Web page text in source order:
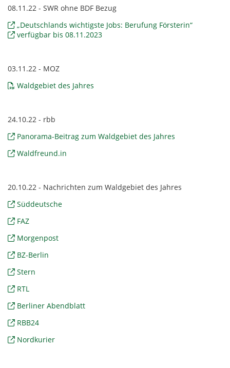
08.11.22 - SWR ohne BDF Bezug
„Deutschlands wichtigste Jobs: Berufung Försterin“
verfügbar bis 08.11.2023
03.11.22 - MOZ
Waldgebiet des Jahres
24.10.22 - rbb
Panorama-Beitrag zum Waldgebiet des Jahres
Waldfreund.in
20.10.22 - Nachrichten zum Waldgebiet des Jahres
Süddeutsche
FAZ
Morgenpost
BZ-Berlin
Stern
RTL
Berliner Abendblatt
RBB24
Nordkurier